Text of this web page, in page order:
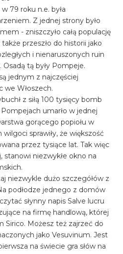
79 roku n.e. była
Z jednej strony było
- zniszczyło całą populację
przeszło do historii jako
i nienaruszonych ruin
tą były Pompeje.
jednym z najczęściej
we Włoszech.
z siłą 100 tysięcy bomb
umarło w jednej
gorącego popiołu w
sprawiły, że większość
przez tysiące lat. Tak więc
stanowi niezwykłe okno na
niezwykle dużo szczegółów z
podłodze jednego z domów
słynny napis Salve lucru
na firmę handlową, której
Sirico. Możesz też zajrzeć do
jako Vesuvinum. Jest
na świecie gra słów na